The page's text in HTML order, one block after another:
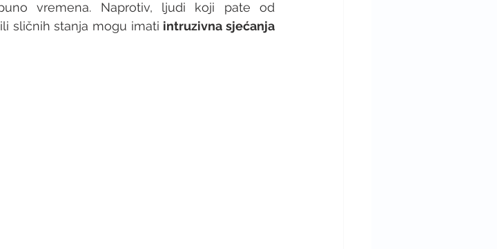
ili sličnih stanja mogu imati intruzivna sjećanja